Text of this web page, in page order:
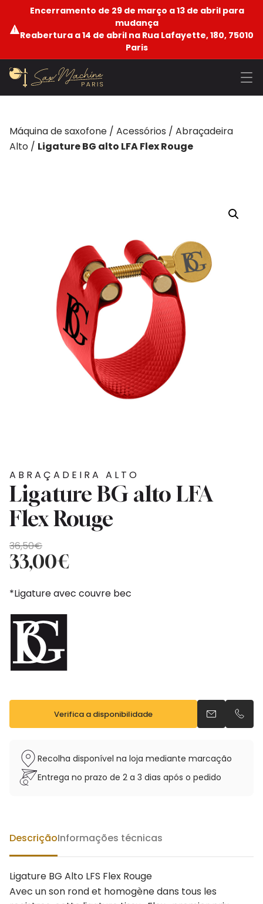
Encerramento de 29 de março a 13 de abril para
mudança
Reabertura a 14 de abril na Rua Lafayette, 180, 75010
Paris
Máquina de saxofone / Acessórios / Abraçadeira
Alto / Ligature BG alto LFA Flex Rouge
ABRAÇADEIRA ALTO
Ligature BG alto LFA
Flex Rouge
36,50€
O
preço
original
era:
36,50€.
33,00€
O
preço
atual
é:
33,00€.
*Ligature avec couvre bec
Verifica a disponibilidade Envia um e-
Recolha disponível na loja mediante marcação
Entrega no prazo de 2 a 3 dias após o pedido
DescriçãoInformações técnicas
Ligature BG Alto LFS Flex Rouge
Avec un son rond et homogène dans tous les